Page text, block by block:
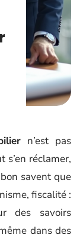
n’est pas
s’en réclamer,
savent que
fiscalité :
des savoirs
dans des